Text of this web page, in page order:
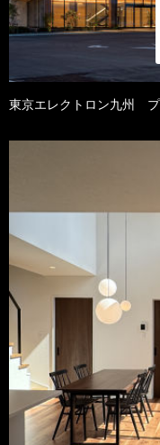
東京エレクトロン九州